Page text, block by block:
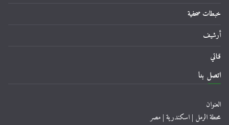
خبطات صحفية
أرشيف
قناتي
اتصل بنا
العنوان
محطة الرمل | اسكندرية | مصر